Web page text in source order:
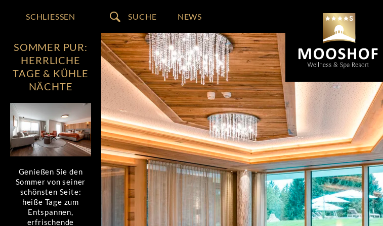
MENÜ NEWS
SUCHE
SCHLIESSEN
SOMMER PUR:
HERRLICHE
TAGE & KÜHLE
NÄCHTE
Genießen Sie den
Sommer von seiner
schönsten Seite:
heiße Tage zum
Entspannen,
erfrischende